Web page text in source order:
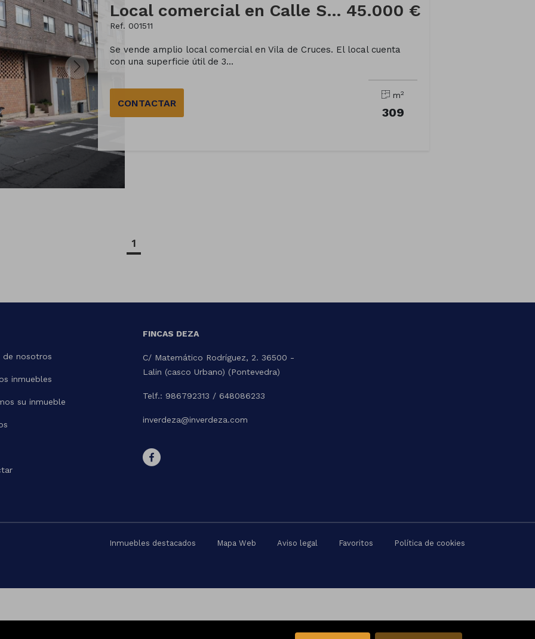
Local comercial en Calle Soto
Ref. 001511
45.000 €
Se vende amplio local comercial en Vila de Cruces. El local cuenta
con una superficie útil de 3...
CONTACTAR
m2
309
1
de nosotros
inmuebles
su inmueble
FINCAS DEZA
C/ Matemático Rodríguez, 2. 36500 -
Lalin (casco Urbano) (Pontevedra)
Telf.: 986792313 / 648086233
inverdeza@inverdeza.com
Inmuebles destacados Mapa Web Aviso legal Favoritos Política de cookies